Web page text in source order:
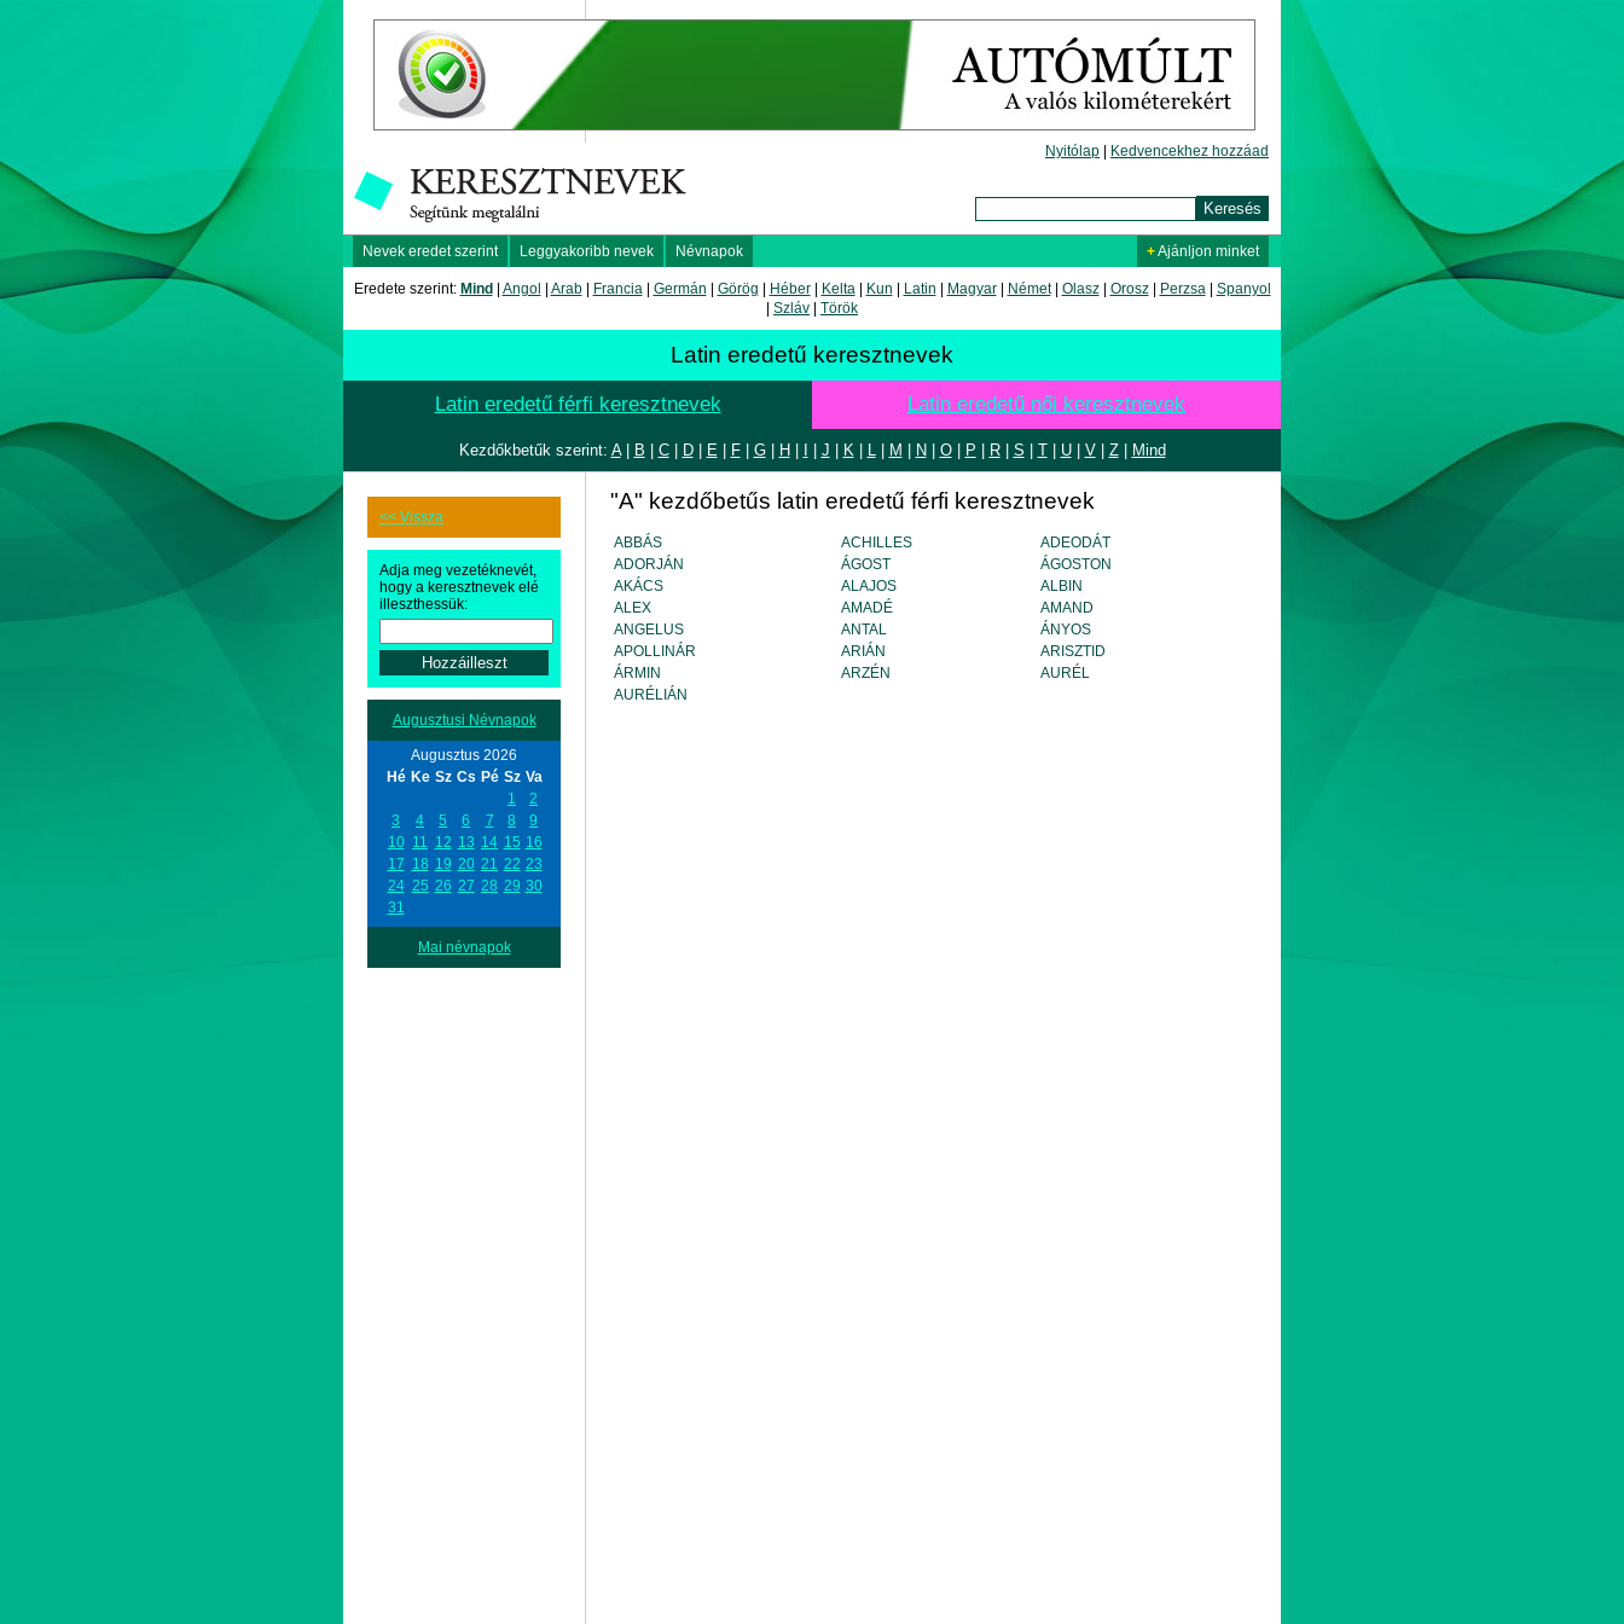
Nyitólap Kedvencekhez hozzáad
Nevek eredet szerint Leggyakoribb nevek Névnapok +Ajánljon minket
Eredete szerint: Mind Angol Arab| Francia| Germán Görög Héber| Kelta| Kun Latin Magyar| Német| Olasz| Orosz| Perzsa| Spanyol
Szláv Török
Latin eredetű keresztnevek
Latin eredetű férfi keresztnevek Latin eredetű női keresztnevek
Kezdőkbetűk szerint: A| B C| D| E| F| G| H J K| L| M N O| P R| S T| U| V| Z| Mind
<< Vissza
Adja meg vezetéknevét,
hogy a keresztnevek elé
illeszthessük:
Augusztusi Névnapok
Augusztus 2026
Hé Ke Sz Cs Pé Sz Va
1
2
3
4 5 6 7 8
9
10 11 12 13 14 15 16
17 18 19 20 21 22 23
24 25 26 27 28 29 30
31
Mai névnapok
"A" kezdőbetűs latin eredetű férfi keresztnevek
ABBÁS ACHILLES
ADEODÁT
ADORJÁN
ÁGOST
ÁGOSTON
AKÁCS
ALAJOS
ALBIN
ALEX
AMADÉ
AMAND
ANGELUS
ANTAL
ÁNYOS
APOLLINÁR
ARIÁN
ARISZTID
ÁRMIN
ARZÉN
AURÉL
AURÉLIÁN